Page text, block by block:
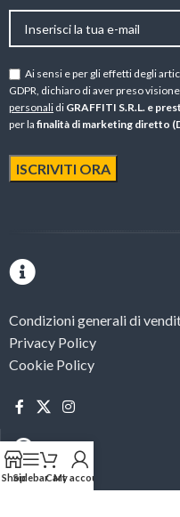
Ai sensi e per gli effetti degli
GDPR, dichiaro di aver preso
personali di GRAFFITI S.R.L. e
per la finalità di marketing diretto
Condizioni generali di
Privacy Policy
Cookie Policy
ShopSidebarCart
My account